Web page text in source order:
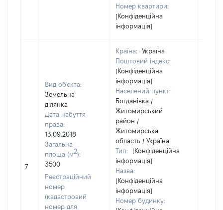
Номер квартири:
[Конфіденційна
інформація]
7
Вид об'єкта:
Земельна
ділянка
Дата набуття
права:
13.09.2018
Загальна
площа (м2):
3500
Реєстраційний
номер
(кадастровий
номер для
Країна:
Україна
Поштовий індекс:
[Конфіденційна
інформація]
Населений пункт:
Богданівка /
Житомирський
район /
Житомирська
область / Україна
Тип:
[Конфіденційна
інформація]
Назва:
[Конфіденційна
інформація]
Номер будинку: